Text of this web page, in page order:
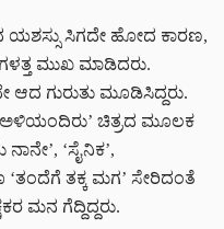
ಯಶಸ್ಸು ಸಿಗದೇ ಹೋದ ಕಾರಣ,
ಮುಖ ಮಾಡಿದರು.
ಆದ ಗುರುತು ಮೂಡಿಸಿದ್ದರು.
ಚಿತ್ರದ ಮೂಲಕ
‘ಸೈನಿಕ’,
ತಕ್ಕ ಮಗ’ ಸೇರಿದಂತೆ
ಮನ ಗೆದ್ದಿದ್ದರು.